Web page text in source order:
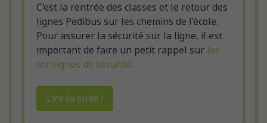
C’est la rentrée des classes et le retour des
lignes Pedibus sur les chemins de l’école.
Pour assurer la sécurité sur la ligne, il est
important de faire un petit rappel sur les
consignes de sécurité.
Lire la suite !